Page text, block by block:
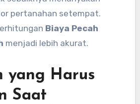
pertanahan setempat.
Biaya Pecah
menjadi lebih akurat.
yang Harus
Saat